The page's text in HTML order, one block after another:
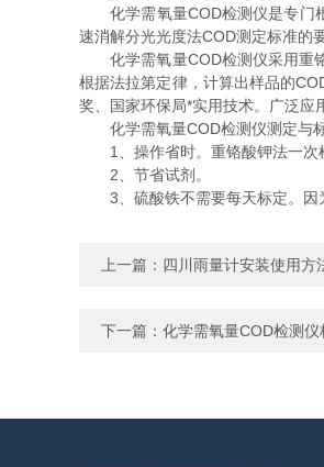
化学需氧量COD检测仪是专门根
速消解分光光度法COD测定标准的
化学需氧量COD检测仪采用重铬
根据法拉第定律，计算出样品的
奖、国家环保局*实用技术。广泛应
化学需氧量COD检测仪测定与标
1、操作省时。重铬酸钾法一次样
2、节省试剂。
3、硫酸铁不需要每天标定。因为
上一篇： 四川雨量计安装使用方
下一篇： 化学需氧量COD检测